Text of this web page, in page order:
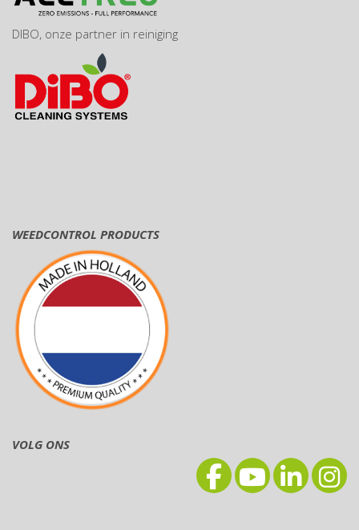
DIBO, onze partner in reiniging
WEEDCONTROL PRODUCTS
VOLG ONS